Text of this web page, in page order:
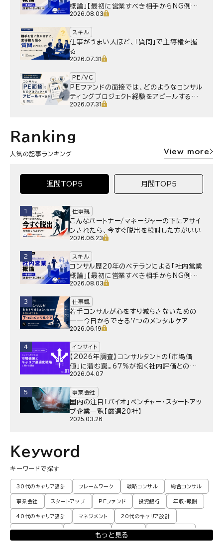
概論」【最初に営業すべき相手からNG例ま
で】
2026.08.03
スキル
仕事がうまい人ほど、「質問」で主導権を握
る
2026.07.31
PE/VC
PEファンドの面接では、どのようなコンサル
ティングプロジェクト経験をアピールするべ
きか
2026.07.31
Ranking
人気の記事ランキング View more
週間TOP5 月間TOP5
1 仕事観
こんなパートナー/マネージャーの下にアサイ
ンされたら、今すぐ脱出を検討した方がいい
2026.06.23
2 スキル
コンサル歴20年のベテランによる「社内営業
概論」【最初に営業すべき相手からNG例ま
で】
2026.08.03
3 仕事観
若手コンサルが心をすり減らさないための
──今日からできる7つのメンタルケア
2026.06.19
4 インサイト
【2026年調査】コンサルタントの「市場価
値」に潜む罠。67%が抱く社内評価との乖
離と、採用側が抱く“本音”の懸念とは
2026.04.07
5 事業会社
国内の注目「バイオ」ベンチャー・スタートアッ
プ企業一覧【厳選20社】
2025.03.26
Keyword
キーワードで探す
30代のキャリア設計 フレームワーク 戦略コンサル 総合コンサル
事業会社 スタートアップ PEファンド 投資銀行 年収・報酬
40代のキャリア設計 マネジメント 20代のキャリア設計
転職体験談・実例 プロモーション 業界動向 コンサル現場論
もっと見る